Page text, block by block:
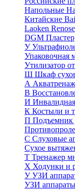
Напольные
Китайские
Laoken
DGM Пластер
У
Упаковочная
Утилизатор
Ш Шкаф
А
В
И
К Костыли и
П Подъемник
С Слуховые
Сухое
Т Тренажер
Х Ходунки и
УУЗИ
УЗИ аппараты